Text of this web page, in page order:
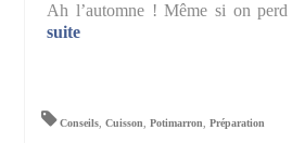
Ah l’automne ! Même si on
suite­­
Conseils,Cuisson,Potimarron,Préparation